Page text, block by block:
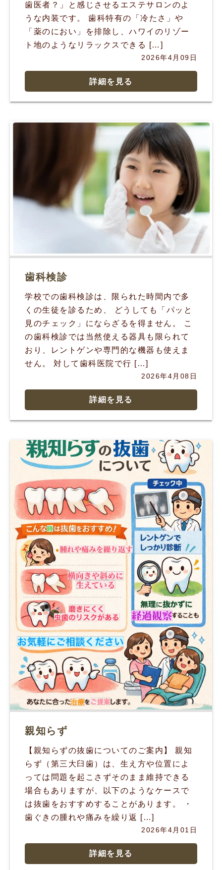
歯医者？」と感じさせるエステサロンのよ
うな内装です。 歯科特有の「冷たさ」や
「薬のにおい」を排除し、ハワイのリゾー
ト地のようなリラックスできる […]
2026年4月09日
詳細を見る
歯科検診
学校での歯科検診は、限られた時間内で多
くの生徒を診るため、 どうしても「パッと
見のチェック」にならざるを得ません。 こ
の歯科検診では当然使える器具も限られて
おり、レントゲンや専門的な機器も使えま
せん。 対して歯科医院で行 […]
2026年4月08日
詳細を見る
親知らず
【親知らずの抜歯についてのご案内】 親知
らず（第三大臼歯）は、生え方や位置によ
っては問題を起こさずそのまま維持できる
場合もありますが、以下のようなケースで
は抜歯をおすすめすることがあります。 ・
歯ぐきの腫れや痛みを繰り返 […]
2026年4月01日
詳細を見る